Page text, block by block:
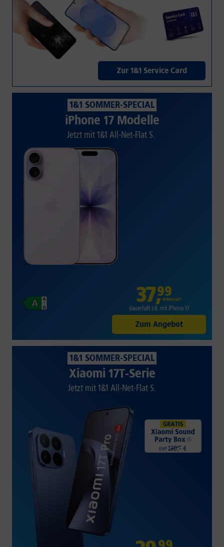
Zur 1&1 Service Card
1&1 SOMMER-SPECIAL
iPhone 17 Modelle
Jetzt mit 1&1 All-Net-Flat S.
37,99
€/Monat*
dauerhaft z.B. mit iPhone 17
Zum Angebot
1&1 SOMMER-SPECIAL
Xiaomi 17T-Serie
Jetzt mit 1&1 All-Net-Flat S.